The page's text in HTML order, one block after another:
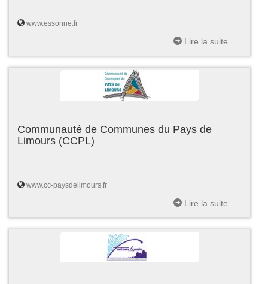
www.essonne.fr
Lire la suite
Communauté de Communes du Pays de
Limours (CCPL)
www.cc-paysdelimours.fr
Lire la suite